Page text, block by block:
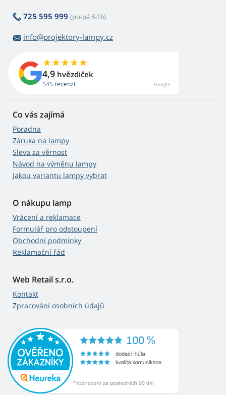
725 595 999 (po-pá 8-16)
info@projektory-lampy.cz
4,9 hvězdiček
545 recenzí Google
Co vás zajímá
Poradna
Záruka na lampy
Sleva za věrnost
Návod na výměnu lampy
Jakou variantu lampy vybrat
O nákupu lamp
Vrácení a reklamace
Formulář pro odstoupení
Obchodní podmínky
Reklamační řád
Web Retail s.r.o.
Kontakt
Zpracování osobních údajů